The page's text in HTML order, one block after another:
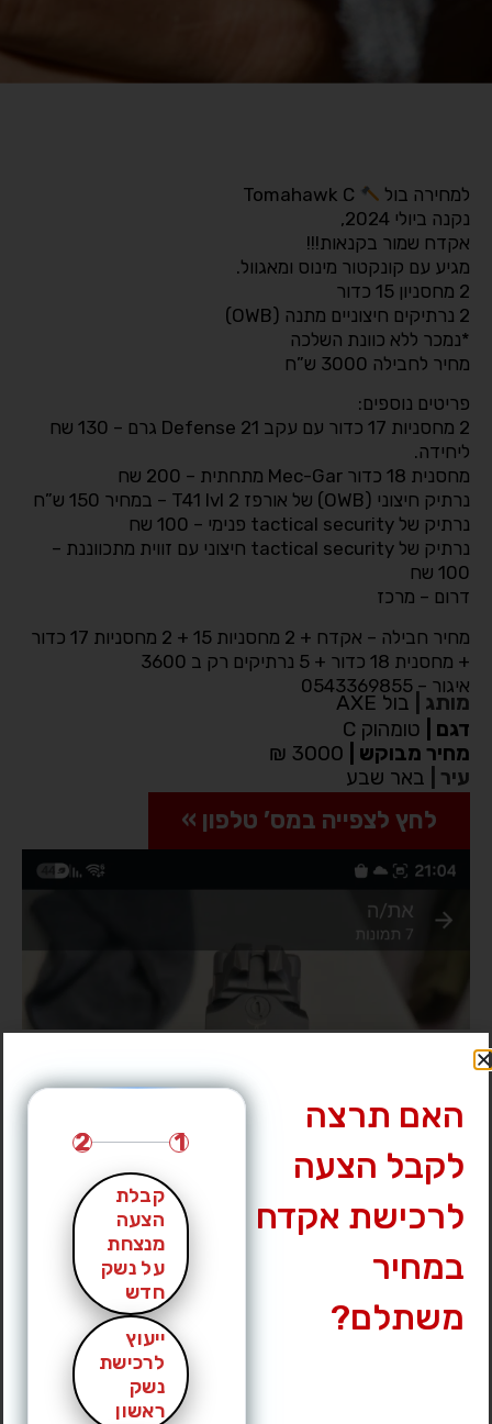
למחירה בול
נקנה ביולי 2024,
אקדח שמור בקנאות!!!
מגיע עם קונקטור מינוס ומאגוול.
2 מחסניון 15 כדור
2 נרתיקים חיצוניים מתנה (OWB)
*נמכר ללא כוונת השלכה
מחיר לחבילה 3000 ש”ח
פריטים נוספים:
2 מחסניות 17 כדור עם עקב Defense 21 גרם – 130 שח
ליחידה.
מחסנית 18 כדור Mec-Gar מתחתית – 200 שח
נרתיק חיצוני (OWB) של אורפז T41 lvl 2 – במחיר 150 ש”ח
נרתיק של tactical security פנימי – 100 שח
נרתיק של tactical security חיצוני עם זווית מתכווננת –
100 שח
דרום – מרכז
מחיר חבילה – אקדח + 2 מחסניות 15 + 2 מחסניות 17 כדור
+ מחסנית 18 כדור + 5 נרתיקים רק ב 3600
איגור – 0543369855
מותג
בול AXE
דגם
טומהוק C
מחיר מבוקש
עיר
באר שבע
לחץ לצפייה במס’ טלפון »
האם תרצה
לקבל הצעה
לרכישת אקדח
במחיר
משתלם?
1
2
קבלת
הצעה
מנצחת
על נשק
חדש
ייעוץ
לרכישת
נשק
ראשון